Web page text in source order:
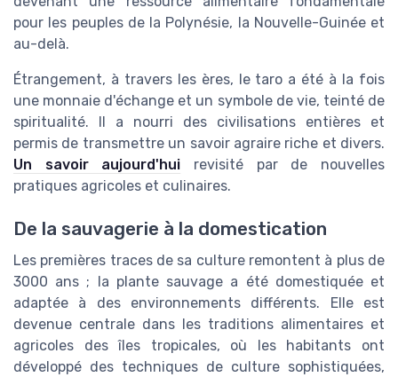
pour les peuples de la Polynésie, la Nouvelle-Guinée et
au-delà.
Étrangement, à travers les ères, le taro a été à la fois
une monnaie d'échange et un symbole de vie, teinté de
spiritualité. Il a nourri des civilisations entières et
permis de transmettre un savoir agraire riche et divers.
Un savoir aujourd'hui revisité par de nouvelles
pratiques agricoles et culinaires.
De la sauvagerie à la domestication
Les premières traces de sa culture remontent à plus de
3000 ans ; la plante sauvage a été domestiquée et
adaptée à des environnements différents. Elle est
devenue centrale dans les traditions alimentaires et
agricoles des îles tropicales, où les habitants ont
développé des techniques de culture sophistiquées,